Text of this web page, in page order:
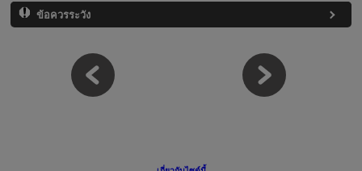
ข้อควรระวัง